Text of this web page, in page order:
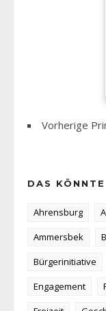
Vorherige
DAS
Ahrensburg
Ammersbek
Bürgerinitiative
Engagement